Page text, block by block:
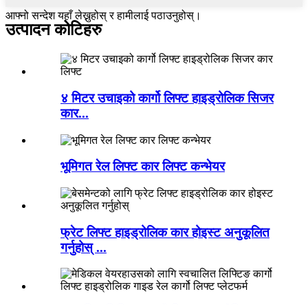
आफ्नो सन्देश यहाँ लेख्नुहोस् र हामीलाई पठाउनुहोस्।
उत्पादन कोटिहरु
४ मिटर उचाइको कार्गो लिफ्ट हाइड्रोलिक सिजर
कार...
भूमिगत रेल लिफ्ट कार लिफ्ट कन्भेयर
फ्रेट लिफ्ट हाइड्रोलिक कार होइस्ट अनुकूलित
गर्नुहोस् ...